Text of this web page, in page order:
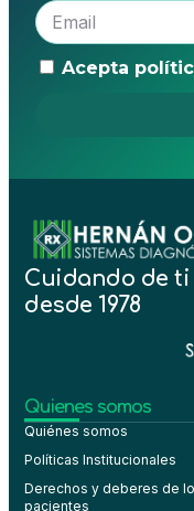
Acepta
Cuidando de
desde 1978
Quienes somos
Quiénes somos
Políticas Institucionales
Derechos y deberes de
pacientes